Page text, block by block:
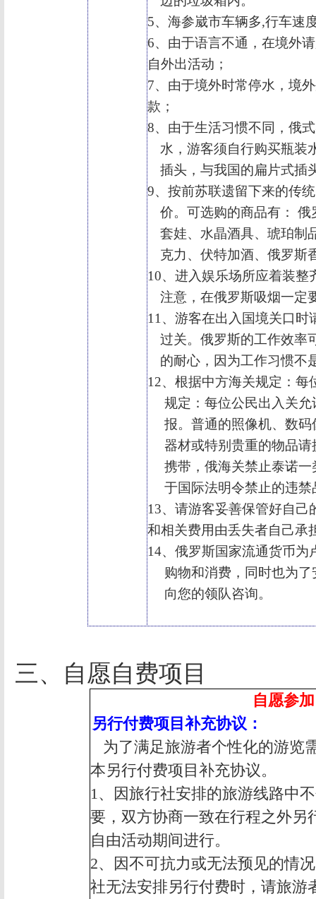
5、海参崴市车辆多,行车速
6、由于语言不通，在境外
自外出活动；
7、由于境外时常停水，境
款；
8、由于生活习惯不同，俄
水，游客须自行购买瓶装
插头，与我国的扁片式插
9、按前苏联遗留下来的传
价。可选购的商品有：
套娃、水晶酒具、琥珀制
克力、伏特加酒、俄罗斯
10、进入娱乐场所应着装整
注意，在俄罗斯吸烟一定
11 、游客在出入国境关口时
过关。俄罗斯的工作效率
的耐心，因为工作习惯不
12、根据中方海关规定：每
规定：每位公民出入关
报。普通的照像机、数
器材或特别贵重的物品
携带，俄海关禁止泰诺
于国际法明令禁止的违
13、请游客妥善保管好自己
和相关费用由丢失者自己承
14、俄罗斯国家流通货币为
购物和消费，同时也为
向您的领队咨询。
三、自愿自费项目
自愿参
另行付费项目补充协议：
为了满足旅游者个性化的游览
本另行付费项目补充协议。
1、因旅行社安排的旅游线路中
要，双方协商一致在行程之外另
自由活动期间进行。
2、因不可抗力或无法预见的情
社无法安排另行付费时，请旅游